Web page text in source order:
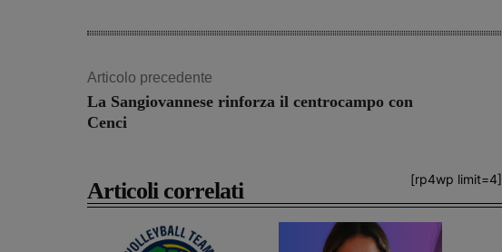
Articolo precedente
La Sangiovannese rinforza il centrocampo con
Cenci
[rp4wp limit=4]
Articoli correlati